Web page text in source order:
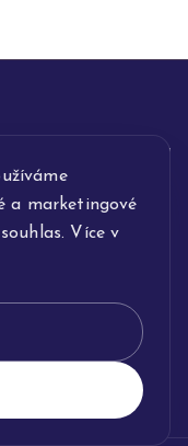
a marketingové
Více v